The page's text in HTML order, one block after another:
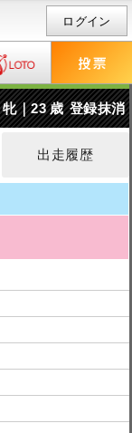
ログイン
牝｜23 歳 登録抹消
出走履歴